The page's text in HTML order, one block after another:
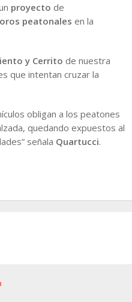
proyecto de
peatonales en la
y Cerrito de nuestra
que intentan cruzar la
obligan a los peatones
quedando expuestos al
señala Quartucci.